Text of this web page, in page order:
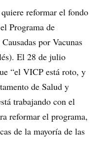
reformar el fondo
Programa de
por Vacunas
El 28 de julio
“el VICP está roto, y
de Salud y
trabajando con el
reformar el programa,
de la mayoría de las